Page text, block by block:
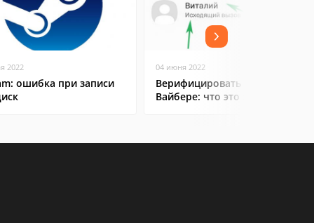
2022
ошибка при записи
04 июня 2022
Верифицировать контакт в
Вайбере: что это значит